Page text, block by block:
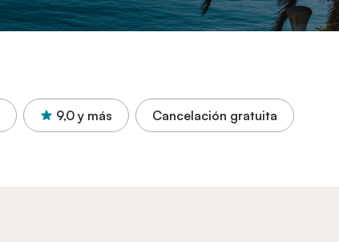
9,0 y más Cancelación gratuita